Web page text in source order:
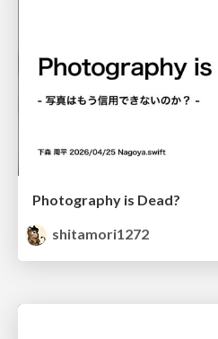
Photography is Dead?
shitamori1272